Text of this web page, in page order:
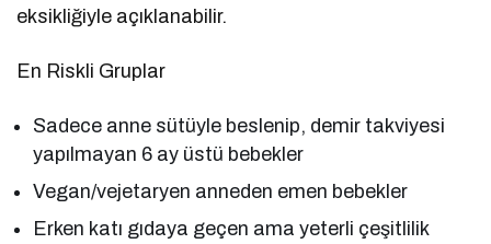
eksikliğiyle açıklanabilir.
En Riskli Gruplar
Sadece anne sütüyle beslenip, demir takviyesi
yapılmayan 6 ay üstü bebekler
Vegan/vejetaryen anneden emen bebekler
Erken katı gıdaya geçen ama yeterli çeşitlilik